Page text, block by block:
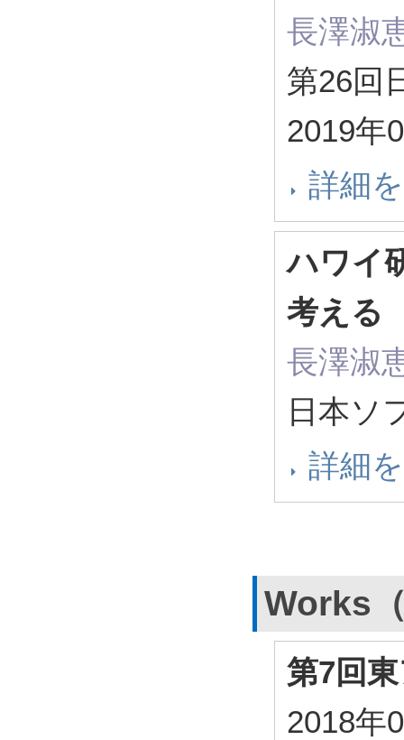
長澤淑
第26回
2019年
詳細
ハワイ
考える
長澤淑
日本ソ
詳細
Works
第7回
2018年